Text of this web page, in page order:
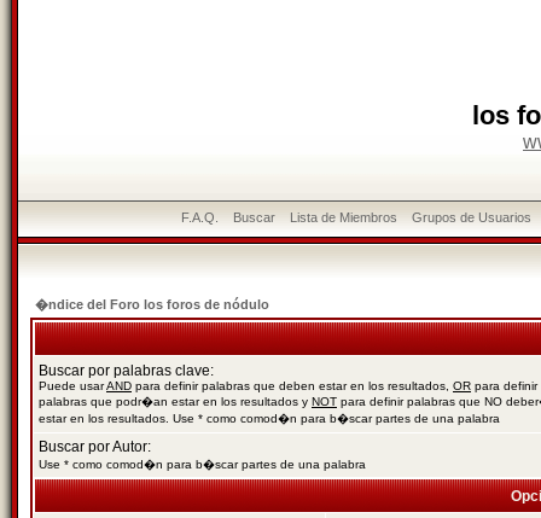
los
F.A.Q. Buscar Lista de Miembros Grupos de Usuarios
�ndice del Foro los foros de nódulo
Buscar por palabras clave:
Puede usarAND para definir palabras que deben estar en los resultados, OR para definir
palabras que podr�an estar en los resultados y NOT para definir palabras que NO
estar en los resultados. Use * como comod�n para b�scar partes de una palabra
Buscar por Autor:
Use * como comod�n para b�scar partes de una palabra